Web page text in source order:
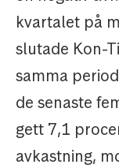
kvartalet på
slutade Kon-
samma
de senaste
gett 7,1
avkastning,